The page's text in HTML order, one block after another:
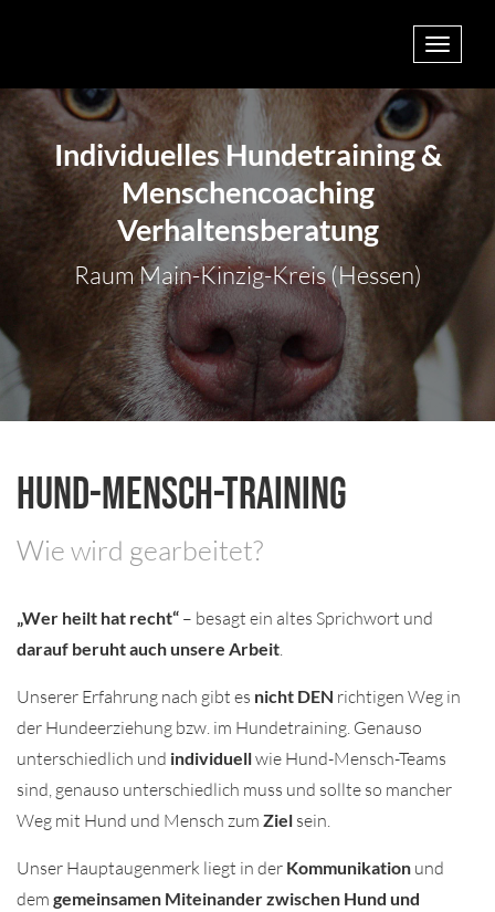
Toggle
Individuelles Hundetraining &
Menschencoaching
Verhaltensberatung
Raum Main-Kinzig-Kreis (Hessen)
Hund-Mensch-Training
Wie wird gearbeitet? ​
„Wer heilt hat recht“ – besagt ein altes Sprichwort und
darauf beruht auch unsere Arbeit.
Unserer Erfahrung nach gibt es nicht DEN richtigen Weg in
der Hundeerziehung bzw. im Hundetraining. Genauso
unterschiedlich und individuellwie Hund-Mensch-Teams
sind, genauso unterschiedlich muss und sollte so mancher
Weg mit Hund und Mensch zum Ziel sein.
Unser Hauptaugenmerk liegt in der Kommunikation und
dem gemeinsamen Miteinander zwischen Hund und